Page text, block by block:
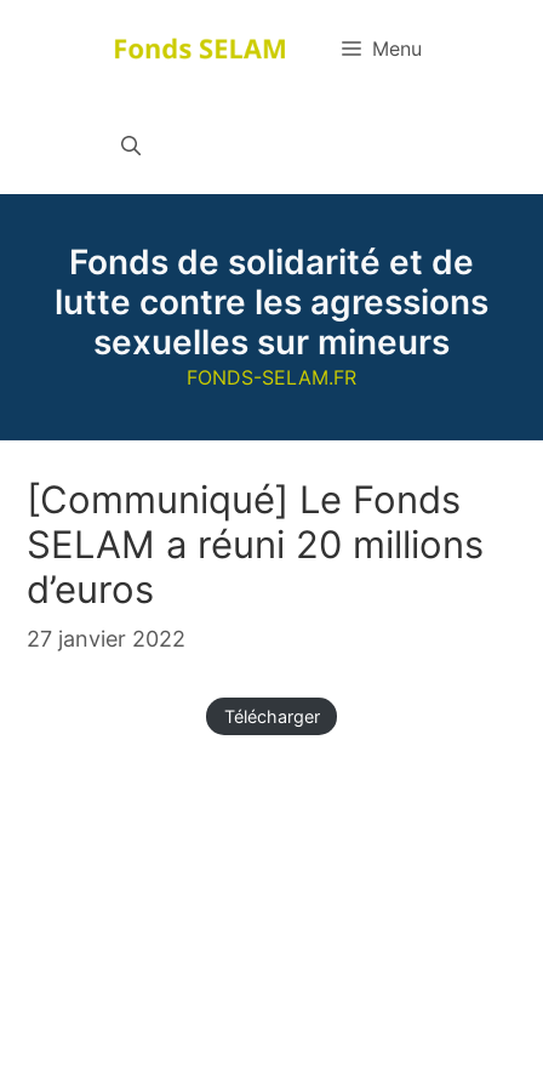
Menu
Fonds de solidarité et de
lutte contre les agressions
sexuelles sur mineurs
FONDS-SELAM.FR
[Communiqué] Le Fonds
SELAM a réuni 20 millions
d’euros
27 janvier 2022
Télécharger